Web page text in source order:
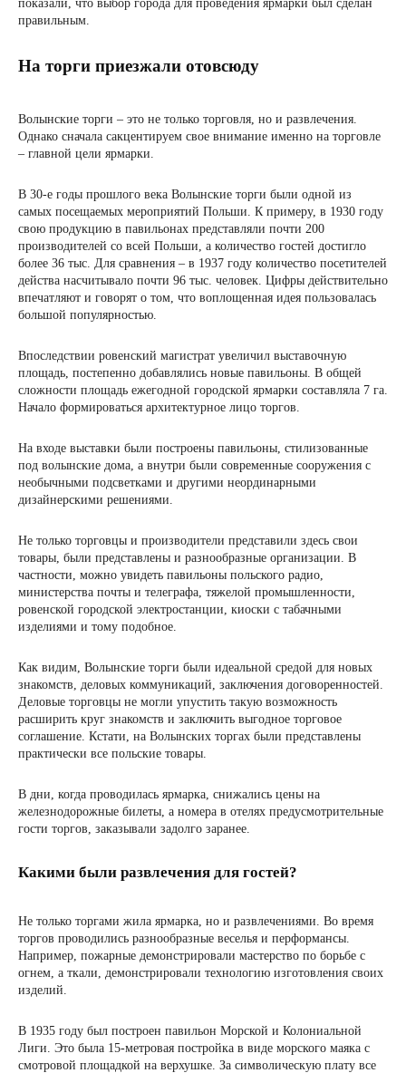
показали, что выбор города для проведения ярмарки был сделан
правильным.
На торги приезжали отовсюду
Волынские торги – это не только торговля, но и развлечения.
Однако сначала сакцентируем свое внимание именно на торговле
– главной цели ярмарки.
В 30-е годы прошлого века Волынские торги были одной из
самых посещаемых мероприятий Польши. К примеру, в 1930 году
свою продукцию в павильонах представляли почти 200
производителей со всей Польши, а количество гостей достигло
более 36 тыс. Для сравнения – в 1937 году количество посетителей
действа насчитывало почти 96 тыс. человек. Цифры действительно
впечатляют и говорят о том, что воплощенная идея пользовалась
большой популярностью.
Впоследствии ровенский магистрат увеличил выставочную
площадь, постепенно добавлялись новые павильоны. В общей
сложности площадь ежегодной городской ярмарки составляла 7 га.
Начало формироваться архитектурное лицо торгов.
На входе выставки были построены павильоны, стилизованные
под волынские дома, а внутри были современные сооружения с
необычными подсветками и другими неординарными
дизайнерскими решениями.
Не только торговцы и производители представили здесь свои
товары, были представлены и разнообразные организации. В
частности, можно увидеть павильоны польского радио,
министерства почты и телеграфа, тяжелой промышленности,
ровенской городской электростанции, киоски с табачными
изделиями и тому подобное.
Как видим, Волынские торги были идеальной средой для новых
знакомств, деловых коммуникаций, заключения договоренностей.
Деловые торговцы не могли упустить такую ​​возможность
расширить круг знакомств и заключить выгодное торговое
соглашение. Кстати, на Волынских торгах были представлены
практически все польские товары.
В дни, когда проводилась ярмарка, снижались цены на
железнодорожные билеты, а номера в отелях предусмотрительные
гости торгов, заказывали задолго заранее.
Какими были развлечения для гостей?
Не только торгами жила ярмарка, но и развлечениями. Во время
торгов проводились разнообразные веселья и перформансы.
Например, пожарные демонстрировали мастерство по борьбе с
огнем, а ткали, демонстрировали технологию изготовления своих
изделий.
В 1935 году был построен павильон Морской и Колониальной
Лиги. Это была 15-метровая постройка в виде морского маяка с
смотровой площадкой на верхушке. За символическую плату все